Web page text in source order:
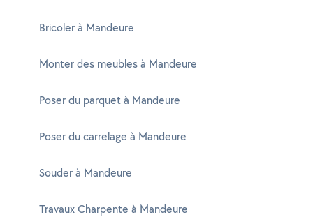
Bricoler à Mandeure
Monter des meubles à Mandeure
Poser du parquet à Mandeure
Poser du carrelage à Mandeure
Souder à Mandeure
Travaux Charpente à Mandeure